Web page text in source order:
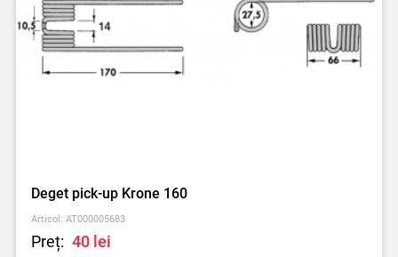
Deget pick-up Krone 160
Articol: AT000005683
Preț: 40 lei